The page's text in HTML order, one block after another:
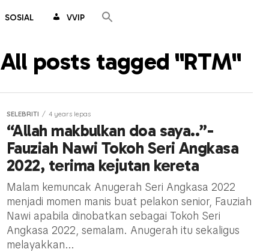
SOSIAL VVIP
All posts tagged "RTM"
SELEBRITI 4 years lepas
“Allah makbulkan doa saya..”-
Fauziah Nawi Tokoh Seri Angkasa
2022, terima kejutan kereta
Malam kemuncak Anugerah Seri Angkasa 2022
menjadi momen manis buat pelakon senior, Fauziah
Nawi apabila dinobatkan sebagai Tokoh Seri
Angkasa 2022, semalam. Anugerah itu sekaligus
melayakkan...